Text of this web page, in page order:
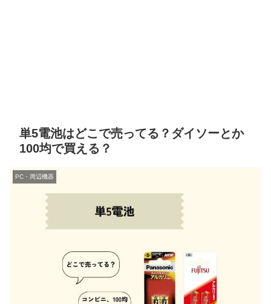
単5電池はどこで売ってる？ダイソーとか
100均で買える？
PC・周辺機器